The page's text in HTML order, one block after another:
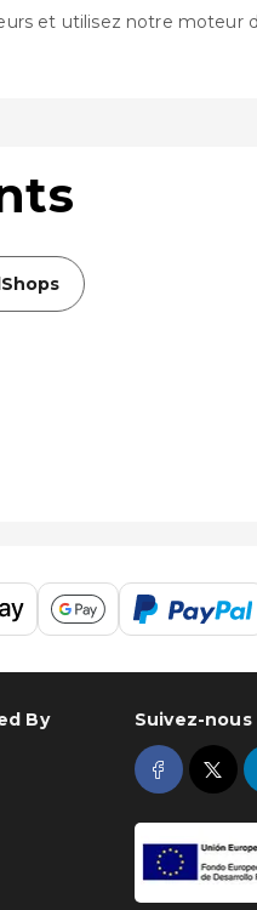
et utilisez notre moteur
By Suivez-nous